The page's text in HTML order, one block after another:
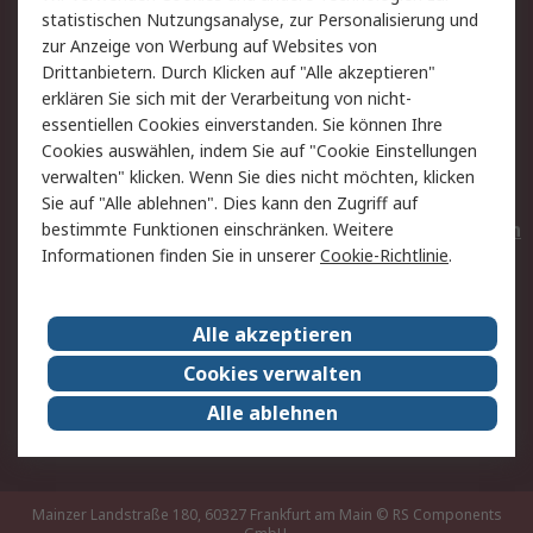
Hilfe
Privatkunden
Rechtliches
AGB
Datenschutz
Cookie-Richtlinie
Zahlungsbedingungen
Copyright/Impressum
Entsorgung
Elektrogeräte/Batterien
RS weltweit
Karriere bei RS
Nachhaltigkeit
Qualität/Umwelt/ZertifikatePresse-Center
Event-Center
Mainzer Landstraße 180, 60327 Frankfurt am Main © RS Components
statistischen Nutzungsanalyse, zur Personalisierung und
zur Anzeige von Werbung auf Websites von
Drittanbietern. Durch Klicken auf "Alle akzeptieren"
erklären Sie sich mit der Verarbeitung von nicht-
essentiellen Cookies einverstanden. Sie können Ihre
Cookies auswählen, indem Sie auf "Cookie Einstellungen
verwalten" klicken. Wenn Sie dies nicht möchten, klicken
Sie auf "Alle ablehnen". Dies kann den Zugriff auf
bestimmte Funktionen einschränken. Weitere
Informationen finden Sie in unsererCookie-Richtlinie.
Alle akzeptieren
Cookies verwalten
Alle ablehnen